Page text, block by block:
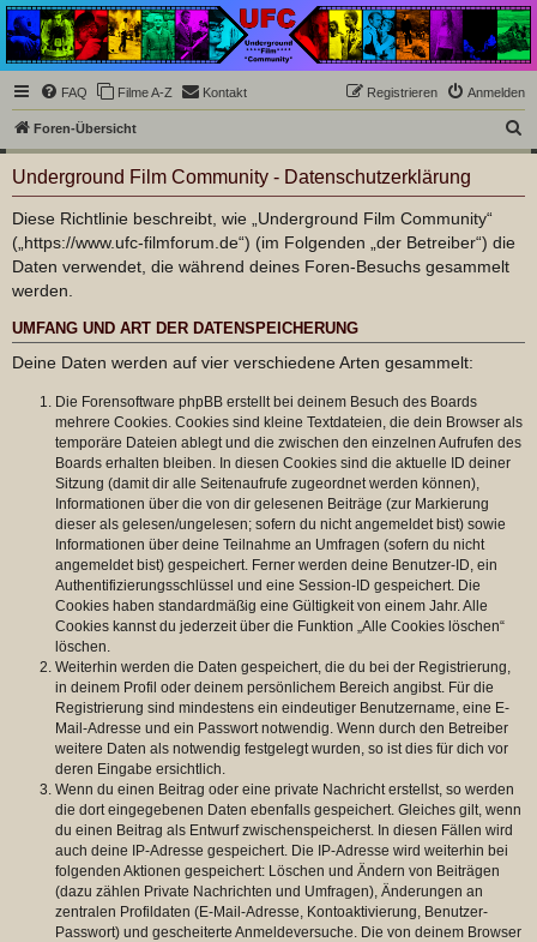
Underground Film
Community
Die Underground Film Community ist ein deutschsprachiges Filmforum und ein Paradies
für Cineasten und Filmsüchtige jenseits des Mainstreams.
FAQ Filme A-Z Kontakt Anmelden
Registrieren
Foren-Übersicht
u
Underground Film Community - Datenschutzerklärung
Diese Richtlinie beschreibt, wie „Underground Film Community“
(„https://www.ufc-filmforum.de“) (im Folgenden „der Betreiber“) die
Daten verwendet, die während deines Foren-Besuchs gesammelt
werden.
UMFANG UND ART DER DATENSPEICHERUNG
Deine Daten werden auf vier verschiedene Arten gesammelt:
Die Forensoftware phpBB erstellt bei deinem Besuch des Boards
mehrere Cookies. Cookies sind kleine Textdateien, die dein Browser als
temporäre Dateien ablegt und die zwischen den einzelnen Aufrufen des
Boards erhalten bleiben. In diesen Cookies sind die aktuelle ID deiner
Sitzung (damit dir alle Seitenaufrufe zugeordnet werden können),
Informationen über die von dir gelesenen Beiträge (zur Markierung
dieser als gelesen/ungelesen; sofern du nicht angemeldet bist) sowie
Informationen über deine Teilnahme an Umfragen (sofern du nicht
angemeldet bist) gespeichert. Ferner werden deine Benutzer-ID, ein
Authentifizierungsschlüssel und eine Session-ID gespeichert. Die
Cookies haben standardmäßig eine Gültigkeit von einem Jahr. Alle
Cookies kannst du jederzeit über die Funktion „Alle Cookies löschen“
löschen.
Weiterhin werden die Daten gespeichert, die du bei der Registrierung,
in deinem Profil oder deinem persönlichem Bereich angibst. Für die
Registrierung sind mindestens ein eindeutiger Benutzername, eine E-
Mail-Adresse und ein Passwort notwendig. Wenn durch den Betreiber
weitere Daten als notwendig festgelegt wurden, so ist dies für dich vor
deren Eingabe ersichtlich.
Wenn du einen Beitrag oder eine private Nachricht erstellst, so werden
die dort eingegebenen Daten ebenfalls gespeichert. Gleiches gilt, wenn
du einen Beitrag als Entwurf zwischenspeicherst. In diesen Fällen wird
auch deine IP-Adresse gespeichert. Die IP-Adresse wird weiterhin bei
folgenden Aktionen gespeichert: Löschen und Ändern von Beiträgen
(dazu zählen Private Nachrichten und Umfragen), Änderungen an
zentralen Profildaten (E-Mail-Adresse, Kontoaktivierung, Benutzer-
Passwort) und gescheiterte Anmeldeversuche. Die von deinem Browser